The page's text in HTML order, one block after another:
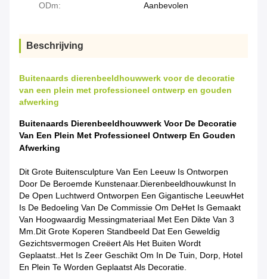
ODm: Aanbevolen
Beschrijving
Buitenaards dierenbeeldhouwwerk voor de decoratie
van een plein met professioneel ontwerp en gouden
afwerking
Buitenaards Dierenbeeldhouwwerk Voor De Decoratie
Van Een Plein Met Professioneel Ontwerp En Gouden
Afwerking
Dit Grote Buitensculpture Van Een Leeuw Is Ontworpen
Door De Beroemde Kunstenaar.Dierenbeeldhouwkunst In
De Open LuchtWerd Ontworpen Een Gigantische LeeuwHet
Is De Bedoeling Van De Commissie Om DeHet Is Gemaakt
Van Hoogwaardig Messingmateriaal Met Een Dikte Van 3
Mm.Dit Grote Koperen Standbeeld Dat Een Geweldig
Gezichtsvermogen Creëert Als Het Buiten Wordt
Geplaatst..het Is Zeer Geschikt Om In De Tuin, Dorp, Hotel
En Plein Te Worden Geplaatst Als Decoratie.